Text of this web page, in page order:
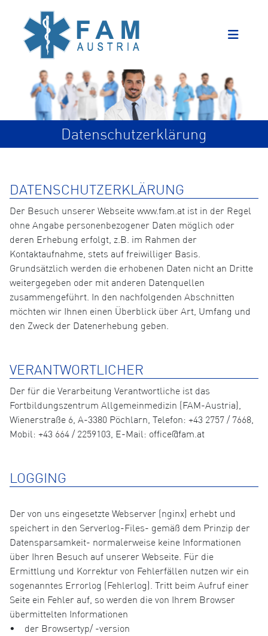
Datenschutzerklärung
DATENSCHUTZERKLÄRUNG
Der Besuch unserer Webseite www.fam.at ist in der Regel
ohne Angabe personenbezogener Daten möglich oder
deren Erhebung erfolgt, z.B. im Rahmen der
Kontaktaufnahme, stets auf freiwilliger Basis.
Grundsätzlich werden die erhobenen Daten nicht an Dritte
weitergegeben oder mit anderen Datenquellen
zusammengeführt. In den nachfolgenden Abschnitten
möchten wir Ihnen einen Überblick über Art, Umfang und
den Zweck der Datenerhebung geben.
VERANTWORTLICHER
Der für die Verarbeitung Verantwortliche ist das
Fortbildungszentrum Allgemeinmedizin (FAM-Austria),
Wienerstraße 6, A-3380 Pöchlarn, Telefon: +43 2757 / 7668,
Mobil: +43 664 / 2259103, E-Mail: office@fam.at
LOGGING
Der von uns eingesetzte Webserver (nginx) erhebt und
speichert in den Serverlog-Files- gemäß dem Prinzip der
Datensparsamkeit- normalerweise keine Informationen
über Ihren Besuch auf unserer Webseite. Für die
Ermittlung und Korrektur von Fehlerfällen nutzen wir ein
sogenanntes Errorlog (Fehlerlog). Tritt beim Aufruf einer
Seite ein Fehler auf, so werden die von Ihrem Browser
übermittelten Informationen
• der Browsertyp/ -version